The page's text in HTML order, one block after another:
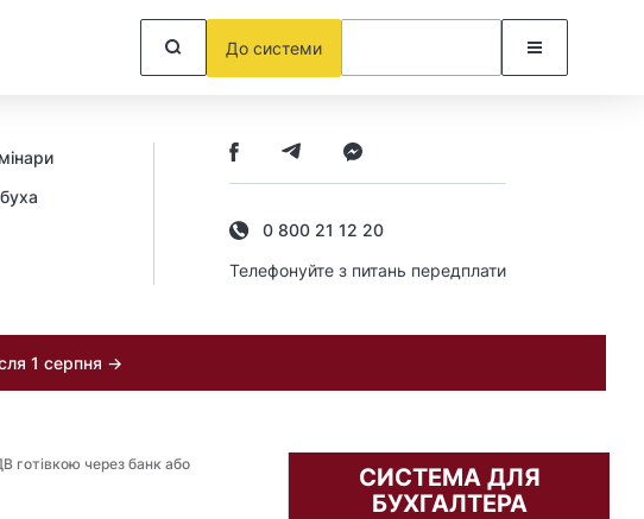
До системи
0 800 21 12 20
Телефонуйте з питань передплати
1 серпня →
готівкою через банк або
СИСТЕМА ДЛЯ
БУХГАЛТЕРА